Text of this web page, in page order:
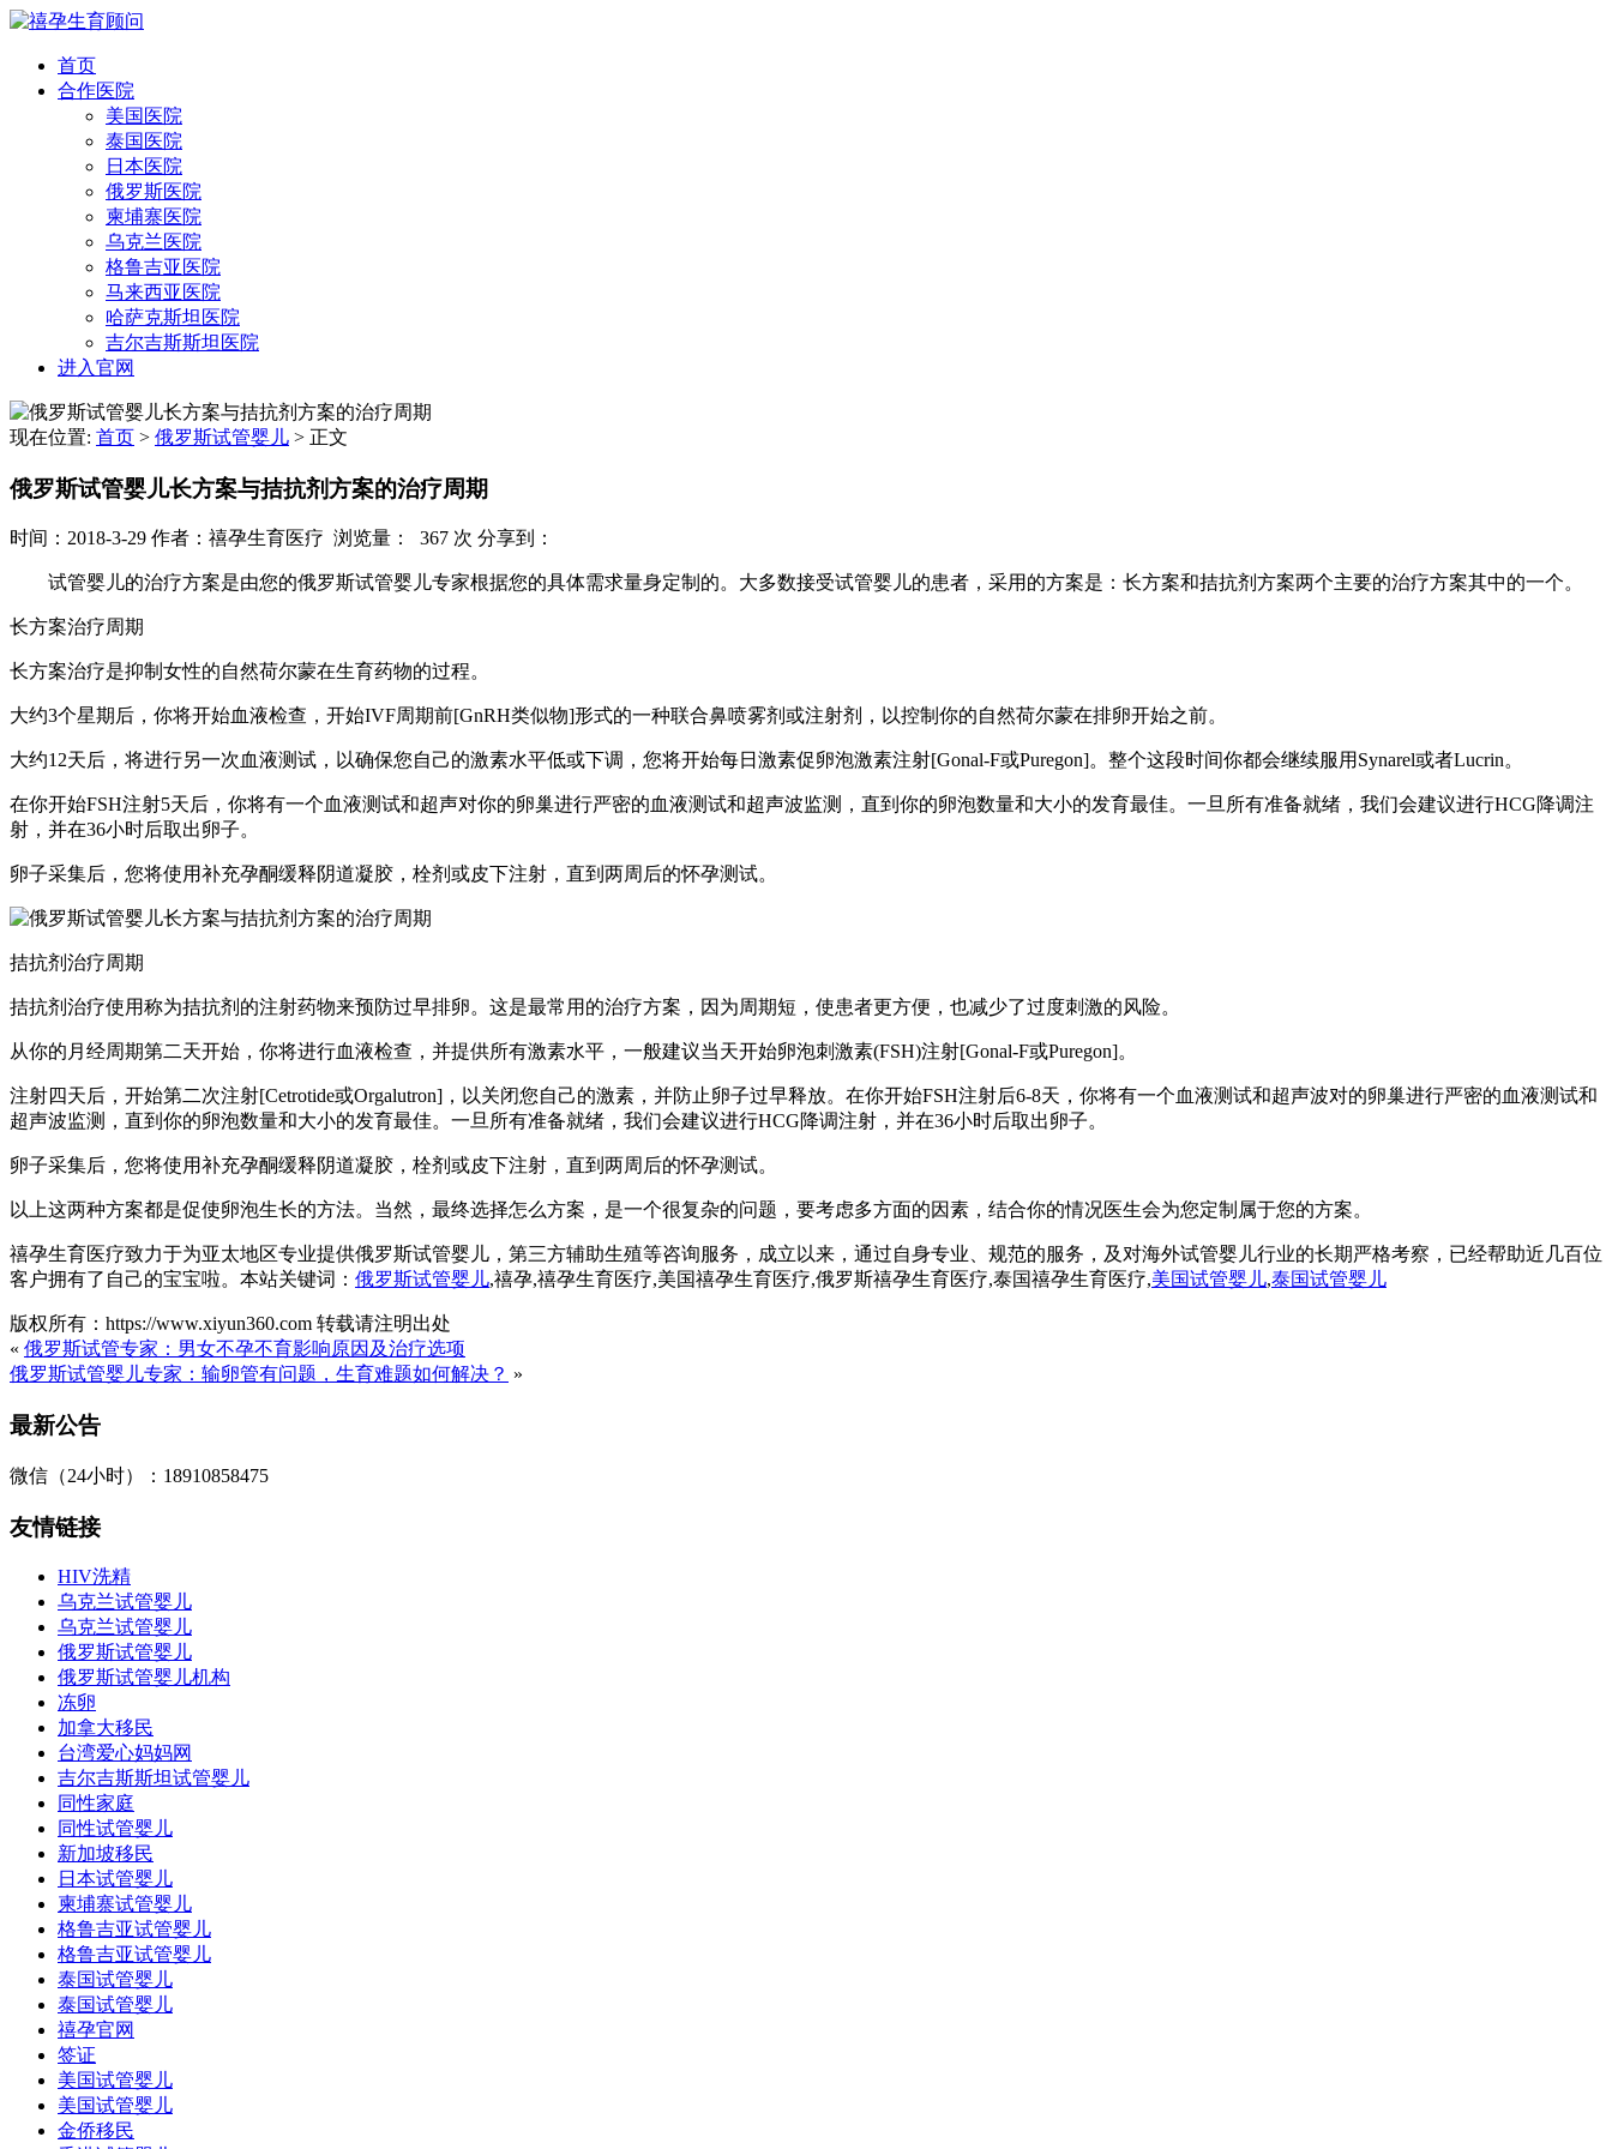
首页
合作医院
美国医院
泰国医院
日本医院
俄罗斯医院
柬埔寨医院
乌克兰医院
格鲁吉亚医院
马来西亚医院
哈萨克斯坦医院
吉尔吉斯斯坦医院
进入官网
现在位置: 首页 > 俄罗斯试管婴儿 > 正文
俄罗斯试管婴儿长方案与拮抗剂方案的治疗周期
时间：2018-3-29 作者：禧孕生育医疗 浏览量： 367 次 分享到：
试管婴儿的治疗方案是由您的俄罗斯试管婴儿专家根据您的具体需求量身定制的。大多数接受试管婴儿的患者，采用的方案是：长方案和拮抗剂方案两个主要的治疗方案其中的一个。
长方案治疗周期
长方案治疗是抑制女性的自然荷尔蒙在生育药物的过程。
大约3个星期后，你将开始血液检查，开始IVF周期前[GnRH类似物]形式的一种联合鼻喷雾剂或注射剂，以控制你的自然荷尔蒙在排卵开始之前。
大约12天后，将进行另一次血液测试，以确保您自己的激素水平低或下调，您将开始每日激素促卵泡激素注射[Gonal-F或Puregon]。整个这段时间你都会继续服用Synarel或者Lucrin。
在你开始FSH注射5天后，你将有一个血液测试和超声对你的卵巢进行严密的血液测试和超声波监测，直到你的卵泡数量和大小的发育最佳。一旦所有准备就绪，我们会建议进行HCG降调注
射，并在36小时后取出卵子。
卵子采集后，您将使用补充孕酮缓释阴道凝胶，栓剂或皮下注射，直到两周后的怀孕测试。
拮抗剂治疗周期
拮抗剂治疗使用称为拮抗剂的注射药物来预防过早排卵。这是最常用的治疗方案，因为周期短，使患者更方便，也减少了过度刺激的风险。
从你的月经周期第二天开始，你将进行血液检查，并提供所有激素水平，一般建议当天开始卵泡刺激素(FSH)注射[Gonal-F或Puregon]。
注射四天后，开始第二次注射[Cetrotide或Orgalutron]，以关闭您自己的激素，并防止卵子过早释放。在你开始FSH注射后6-8天，你将有一个血液测试和超声波对的卵巢进行严密的血液测试和
超声波监测，直到你的卵泡数量和大小的发育最佳。一旦所有准备就绪，我们会建议进行HCG降调注射，并在36小时后取出卵子。
卵子采集后，您将使用补充孕酮缓释阴道凝胶，栓剂或皮下注射，直到两周后的怀孕测试。
以上这两种方案都是促使卵泡生长的方法。当然，最终选择怎么方案，是一个很复杂的问题，要考虑多方面的因素，结合你的情况医生会为您定制属于您的方案。
禧孕生育医疗致力于为亚太地区专业提供俄罗斯试管婴儿，第三方辅助生殖等咨询服务，成立以来，通过自身专业、规范的服务，及对海外试管婴儿行业的长期严格考察，已经帮助近几百位
客户拥有了自己的宝宝啦。本站关键词： 俄罗斯试管婴儿,禧孕,禧孕生育医疗,美国禧孕生育医疗,俄罗斯禧孕生育医疗,泰国禧孕生育医疗,美国试管婴儿,泰国试管婴儿
版权所有：https://www.xiyun360.com 转载请注明出处
« 俄罗斯试管专家：男女不孕不育影响原因及治疗选项
俄罗斯试管婴儿专家：输卵管有问题，生育难题如何解决？ »
最新公告
微信（24小时）：18910858475
友情链接
HIV洗精
乌克兰试管婴儿
乌克兰试管婴儿
俄罗斯试管婴儿
俄罗斯试管婴儿机构
冻卵
加拿大移民
台湾爱心妈妈网
吉尔吉斯斯坦试管婴儿
同性家庭
同性试管婴儿
新加坡移民
日本试管婴儿
柬埔寨试管婴儿
格鲁吉亚试管婴儿
格鲁吉亚试管婴儿
泰国试管婴儿
泰国试管婴儿
禧孕官网
签证
美国试管婴儿
美国试管婴儿
金侨移民